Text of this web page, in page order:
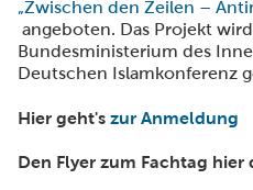
angeboten. Das Projekt
Bundesministerium des
Deutschen Islamkonferenz
Hier geht's zur Anmeldung
Den Flyer zum Fachtag